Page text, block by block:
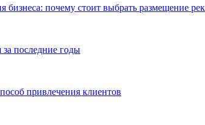
почему стоит выбрать размещение
последние годы
привлечения клиентов